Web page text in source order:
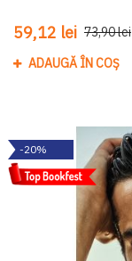
59,12 lei 73,90 lei
ADAUGĂ ÎN COȘ
-20%